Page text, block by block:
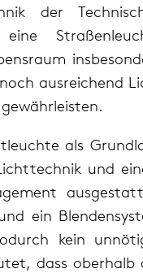
der
ausreichend
als
und
ein
kein
dass oberhalb